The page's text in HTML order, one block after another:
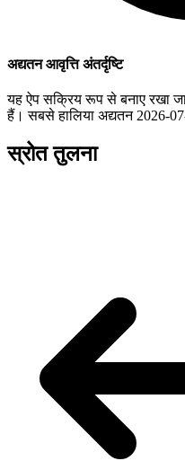
अद्यतन आवृत्ति अंतर्दृष्टि
यह ऐप सक्रिय रूप से बनाए रखा
हैं। सबसे हालिया अद्यतन 2026-
स्रोत तुलना